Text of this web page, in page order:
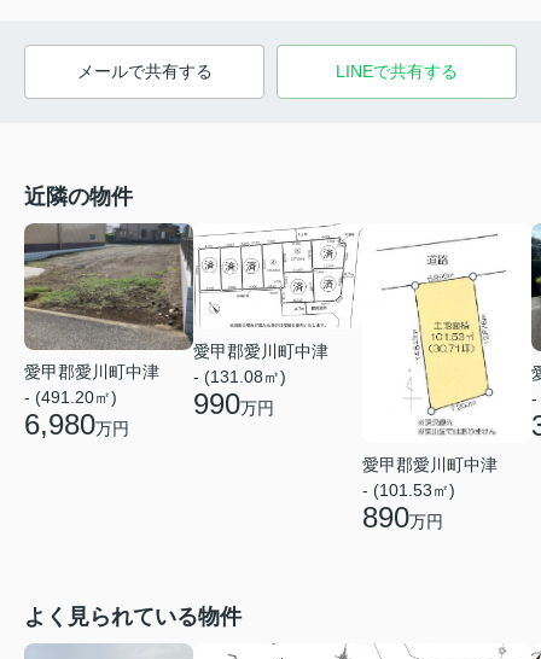
メールで共有する LINEで共有する
近隣の物件
愛甲郡愛川町中津
- (491.20㎡)
6,980万円
愛甲郡愛川町中津
- (131.08㎡)
990万円
愛甲郡愛川町中津
- (101.53㎡)
890万円
-
よく見られている物件